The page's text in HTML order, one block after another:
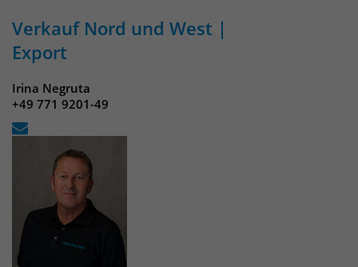
Verkauf Nord und West |
Export
Irina Negruta
+49 771 9201-49